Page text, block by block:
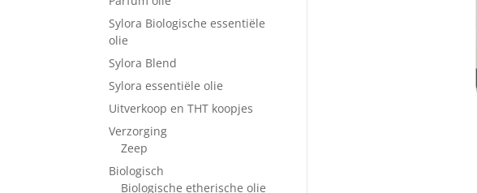
Sylora Biologische essentiële
olie
Sylora Blend
Sylora essentiële olie
Uitverkoop en THT koopjes
Verzorging
Zeep
Biologisch
Biologische etherische olie